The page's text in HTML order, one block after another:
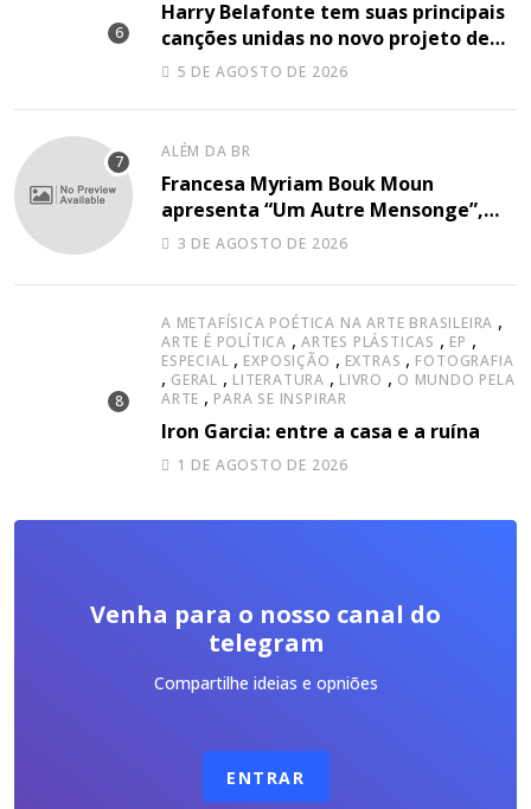
Harry Belafonte tem suas principais
canções unidas no novo projeto de
Sir5 DE AGOSTO DE 2026
ALÉM DA BR
Francesa Myriam Bouk Moun
apresenta “Um Autre Mensonge”,
canção à capella
3 DE AGOSTO DE 2026
A METAFÍSICA POÉTICA NA ARTE BRASILEIRA ,
ARTE É POLÍTICA , ARTES PLÁSTICAS , EP ,
ESPECIAL , EXPOSIÇÃO , EXTRAS , FOTOGRAFIA
, GERAL , LITERATURA ,LIVRO , O MUNDO PELA
ARTE , PARA SE INSPIRAR
Iron Garcia: entre a casa e a ruína
1 DE AGOSTO DE 2026
Venha para o nosso canal do
telegram
Compartilhe ideias e opniões
ENTRAR